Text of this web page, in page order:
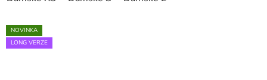
NOVINKA
LONG VERZE